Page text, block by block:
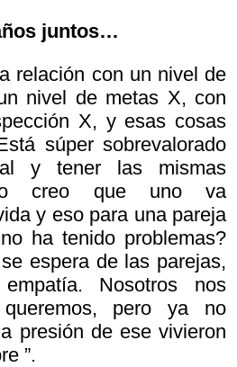
juntos…
relación con un nivel de
nivel de metas X, con
X, y esas cosas
súper sobrevalorado
y tener las mismas
creo que uno va
y eso para una pareja
ha tenido problemas?
espera de las parejas,
Nosotros nos
pero ya no
presión de ese vivieron
”.